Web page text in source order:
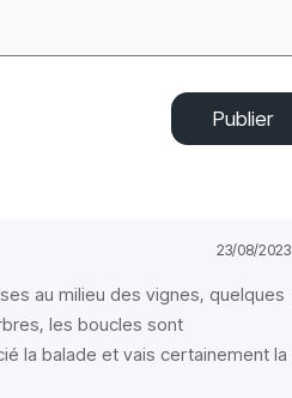
Publier
23/08/2023
au milieu des vignes, quelques
les boucles sont
la balade et vais certainement la